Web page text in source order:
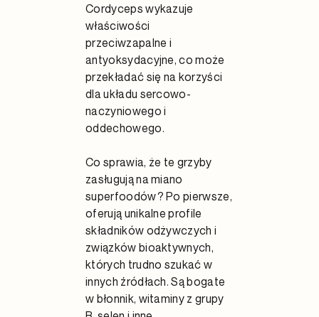
Cordyceps wykazuje
właściwości
przeciwzapalne i
antyoksydacyjne, co może
przekładać się na korzyści
dla układu sercowo-
naczyniowego i
oddechowego.
Co sprawia, że te grzyby
zasługują na miano
superfoodów? Po pierwsze,
oferują unikalne profile
składników odżywczych i
związków bioaktywnych,
których trudno szukać w
innych źródłach. Są bogate
w błonnik, witaminy z grupy